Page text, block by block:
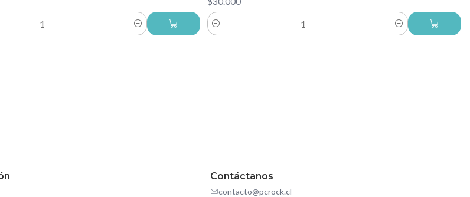
Cantidad
Contáctanos
contacto@pcrock.cl